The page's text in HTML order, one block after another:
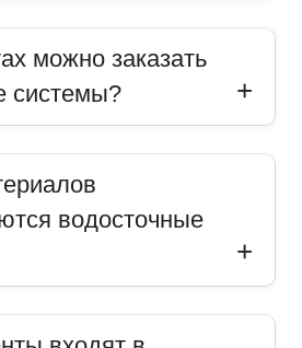
можно заказать
системы?
водосточные